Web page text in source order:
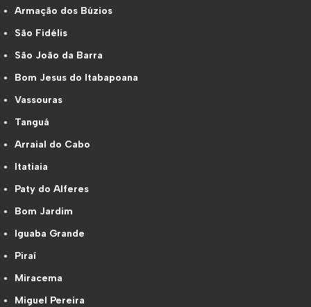
Armação dos Búzios
São Fidélis
São João da Barra
Bom Jesus do Itabapoana
Vassouras
Tanguá
Arraial do Cabo
Itatiaia
Paty do Alferes
Bom Jardim
Iguaba Grande
Piraí
Miracema
Miguel Pereira